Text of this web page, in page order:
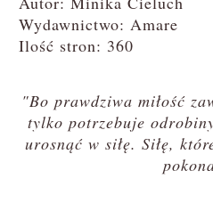
Wydawnictwo: Amare
Ilość stron: 360
"Bo prawdziwa miłość
tylko potrzebuje
urosnąć w siłę. Siłę,